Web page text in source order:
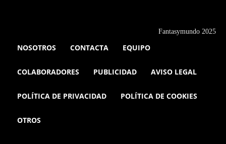
Fantasymundo 2025
NOSOTROS CONTACTA EQUIPO
COLABORADORES PUBLICIDAD AVISO LEGAL
POLÍTICA DE PRIVACIDAD POLÍTICA DE COOKIES
OTROS